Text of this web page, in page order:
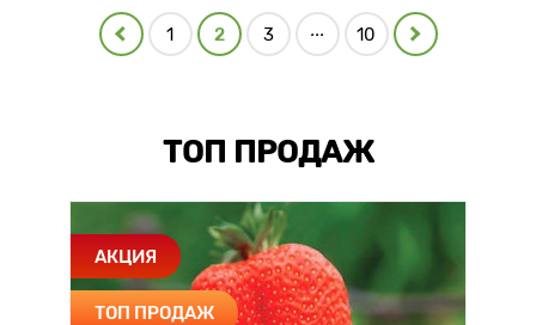
1 2 3 ... 10
ТОП ПРОДАЖ
АКЦИЯ
ТОП ПРОДАЖ